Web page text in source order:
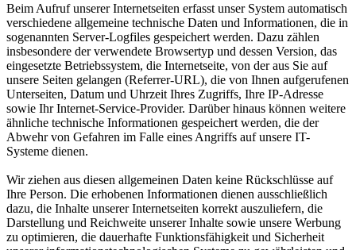
Beim Aufruf unserer Internetseiten erfasst unser System automatisch
verschiedene allgemeine technische Daten und Informationen, die in
sogenannten Server-Logfiles gespeichert werden. Dazu zählen
insbesondere der verwendete Browsertyp und dessen Version, das
eingesetzte Betriebssystem, die Internetseite, von der aus Sie auf
unsere Seiten gelangen (Referrer-URL), die von Ihnen aufgerufenen
Unterseiten, Datum und Uhrzeit Ihres Zugriffs, Ihre IP-Adresse
sowie Ihr Internet-Service-Provider. Darüber hinaus können weitere
ähnliche technische Informationen gespeichert werden, die der
Abwehr von Gefahren im Falle eines Angriffs auf unsere IT-
Systeme dienen.
Wir ziehen aus diesen allgemeinen Daten keine Rückschlüsse auf
Ihre Person. Die erhobenen Informationen dienen ausschließlich
dazu, die Inhalte unserer Internetseiten korrekt auszuliefern, die
Darstellung und Reichweite unserer Inhalte sowie unsere Werbung
zu optimieren, die dauerhafte Funktionsfähigkeit und Sicherheit